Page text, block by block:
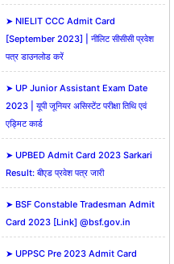
➤ NIELIT CCC Admit Card
[September 2023] | नीलिट सीसीसी प्रवेश
पत्र डाउनलोड करें
➤ UP Junior Assistant Exam Date
2023 | यूपी जूनियर असिस्टेंट परीक्षा तिथि एवं
एड्मिट कार्ड
➤ UPBED Admit Card 2023 Sarkari
Result: बीएड प्रवेश पत्र जारी
➤ BSF Constable Tradesman Admit
Card 2023 [Link] @bsf.gov.in
➤ UPPSC Pre 2023 Admit Card